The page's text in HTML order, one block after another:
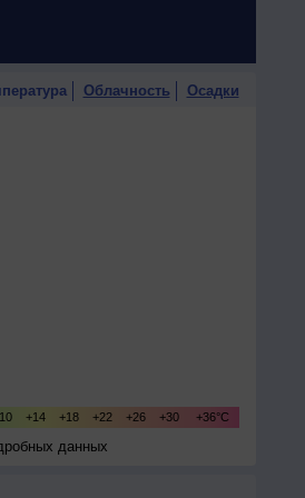
Облачность Осадки
данных